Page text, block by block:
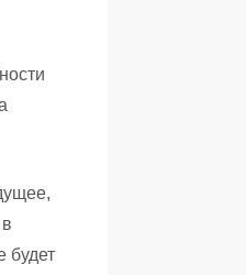
будет